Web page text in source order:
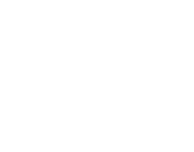
เหมาะสมกับราคา
"ลูก